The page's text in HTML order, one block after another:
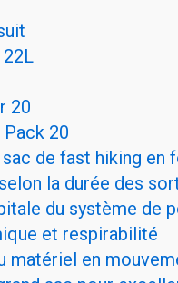
20
Pack 20
de fast hiking en
la durée des
du système de
et respirabilité
matériel en